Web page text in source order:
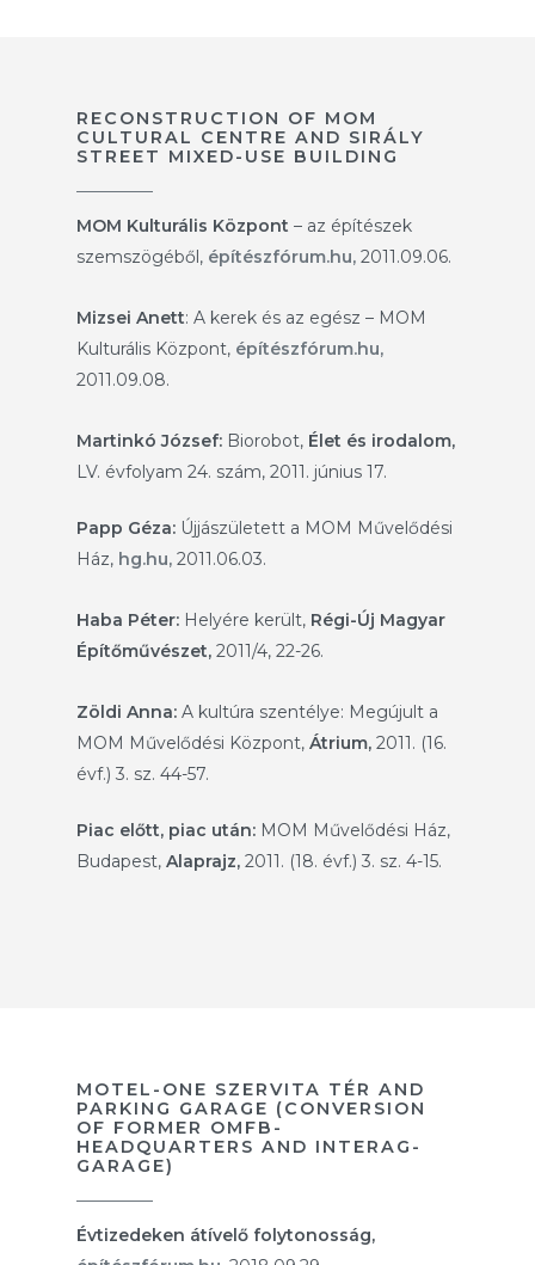
RECONSTRUCTION OF MOM
CULTURAL CENTRE AND SIRÁLY
STREET MIXED-USE BUILDING
MOM Kulturális Központ – az építészek
szemszögéből, építészfórum.hu, 2011.09.06.
Mizsei Anett: A kerek és az egész – MOM
Kulturális Központ, építészfórum.hu,
2011.09.08.
Martinkó József: Biorobot, Élet és irodalom,
LV. évfolyam 24. szám, 2011. június 17.
Papp Géza: Újjászületett a MOM Művelődési
Ház, hg.hu, 2011.06.03.
Haba Péter: Helyére került, Régi-Új Magyar
Építőművészet, 2011/4, 22-26.
Zöldi Anna: A kultúra szentélye: Megújult a
MOM Művelődési Központ,Átrium, 2011. (16.
évf.) 3. sz. 44-57.
Piac előtt, piac után: MOM Művelődési Ház,
Budapest,Alaprajz, 2011. (18. évf.) 3. sz. 4-15.
MOTEL-ONE SZERVITA TÉR AND
PARKING GARAGE (CONVERSION
OF FORMER OMFB-
HEADQUARTERS AND INTERAG-
GARAGE)
Évtizedeken átívelő folytonosság,